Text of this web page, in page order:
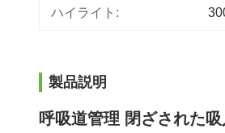
ハイライト:
製品説明
呼吸道管理 閉ざされた